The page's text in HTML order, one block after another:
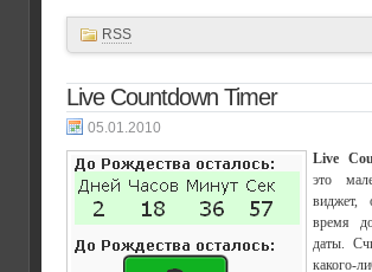
RSS
Live Countdown Timer
05.01.2010
Live
это
виджет,
время
даты.
какого-